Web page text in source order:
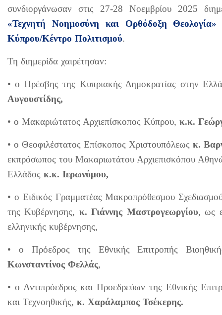
συνδιοργάνωσαν στις 27-28 Νοεμβρίου 2025
«Τεχνητή Νοημοσύνη και Ορθόδοξη Θεολογία»
Κύπρου/Κέντρο Πολιτισμού.
Τη διημερίδα χαιρέτησαν:
• ο Πρέσβης της Κυπριακής Δημοκρατίας στην
Αυγουστίδης,
• ο Μακαριώτατος Αρχιεπίσκοπος Κύπρου, κ.κ.
• ο Θεοφιλέστατος Επίσκοπος Χριστουπόλεως κ.
εκπρόσωπος του Μακαριωτάτου Αρχιεπισκόπου
Ελλάδος κ.κ. Ιερωνύμου,
• ο Ειδικός Γραμματέας Μακροπρόθεσμου
της Κυβέρνησης, κ. Γιάννης Μαστρογεωργίου, ως
ελληνικής κυβέρνησης,
• ο Πρόεδρος της Εθνικής Επιτροπής
Κωνσταντίνος Φελλάς,
• ο Αντιπρόεδρος και Προεδρεύων της Εθνικής
και Τεχνοηθικής, κ. Χαράλαμπος Τσέκερης.